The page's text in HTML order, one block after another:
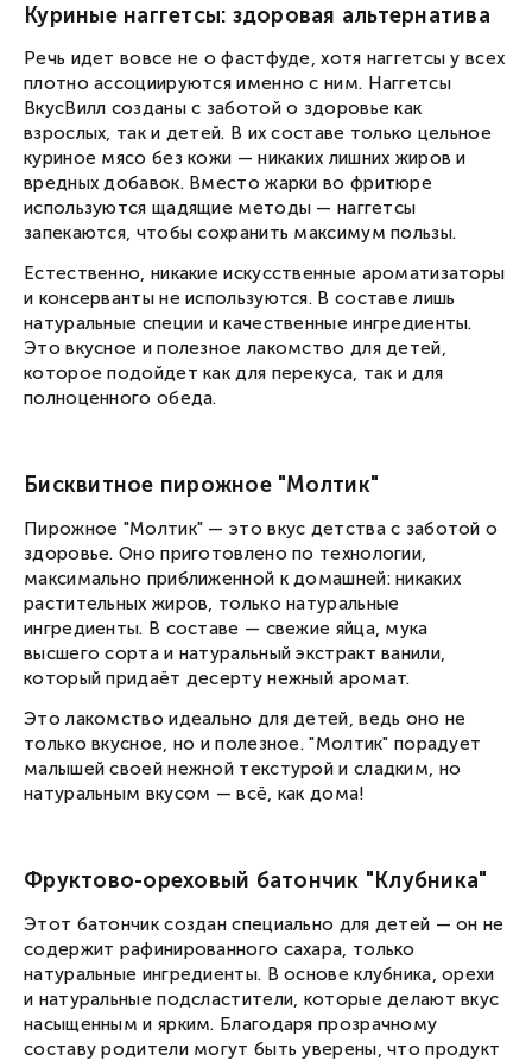
Куриные наггетсы: здоровая альтернатива
Речь идет вовсе не о фастфуде, хотя наггетсы у всех
плотно ассоциируются именно с ним. Наггетсы
ВкусВилл созданы с заботой о здоровье как
взрослых, так и детей. В их составе только цельное
куриное мясо без кожи — никаких лишних жиров и
вредных добавок. Вместо жарки во фритюре
используются щадящие методы — наггетсы
запекаются, чтобы сохранить максимум пользы.
Естественно, никакие искусственные ароматизаторы
и консерванты не используются. В составе лишь
натуральные специи и качественные ингредиенты.
Это вкусное и полезное лакомство для детей,
которое подойдет как для перекуса, так и для
полноценного обеда.
Бисквитное пирожное "Молтик"
Пирожное "Молтик" — это вкус детства с заботой о
здоровье. Оно приготовлено по технологии,
максимально приближенной к домашней: никаких
растительных жиров, только натуральные
ингредиенты. В составе — свежие яйца, мука
высшего сорта и натуральный экстракт ванили,
который придаёт десерту нежный аромат.
Это лакомство идеально для детей, ведь оно не
только вкусное, но и полезное. "Молтик" порадует
малышей своей нежной текстурой и сладким, но
натуральным вкусом — всё, как дома!
Фруктово-ореховый батончик "Клубника"
Этот батончик создан специально для детей — он не
содержит рафинированного сахара, только
натуральные ингредиенты. В основе клубника, орехи
и натуральные подсластители, которые делают вкус
насыщенным и ярким. Благодаря прозрачному
составу родители могут быть уверены, что продукт